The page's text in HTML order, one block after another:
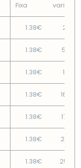
Fixa
variável
1.38€ 2.19€
1.38€ 5.55€
1.38€ 10.11€
1.38€ 16.26€
1.38€ 17.97€
1.38€ 21.89€
1.38€